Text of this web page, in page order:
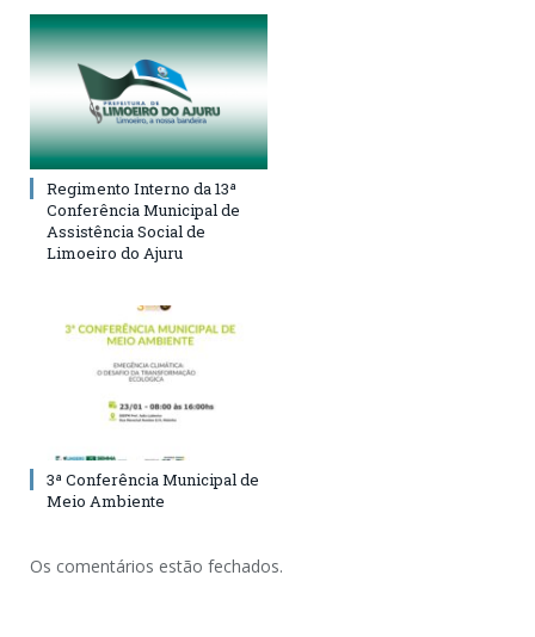
Regimento Interno da 13ª
Conferência Municipal de
Assistência Social de
Limoeiro do Ajuru
3ª Conferência Municipal de
Meio Ambiente
Os comentários estão fechados.